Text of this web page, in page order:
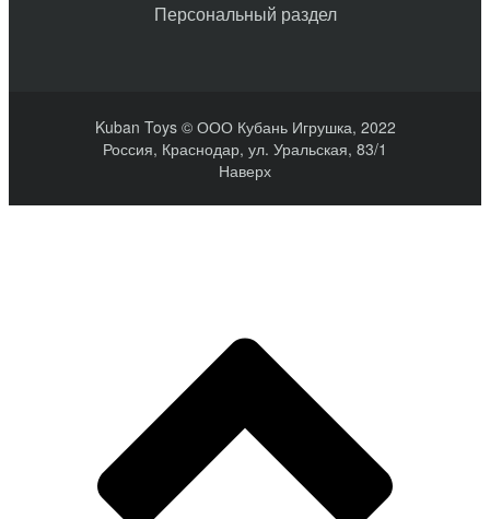
Персональный раздел
Kuban Toys © ООО Кубань Игрушка, 2022
Россия, Краснодар, ул. Уральская, 83/1
Наверх